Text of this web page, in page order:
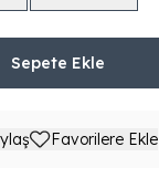
Sepete Ekle
Favorilere Ekle